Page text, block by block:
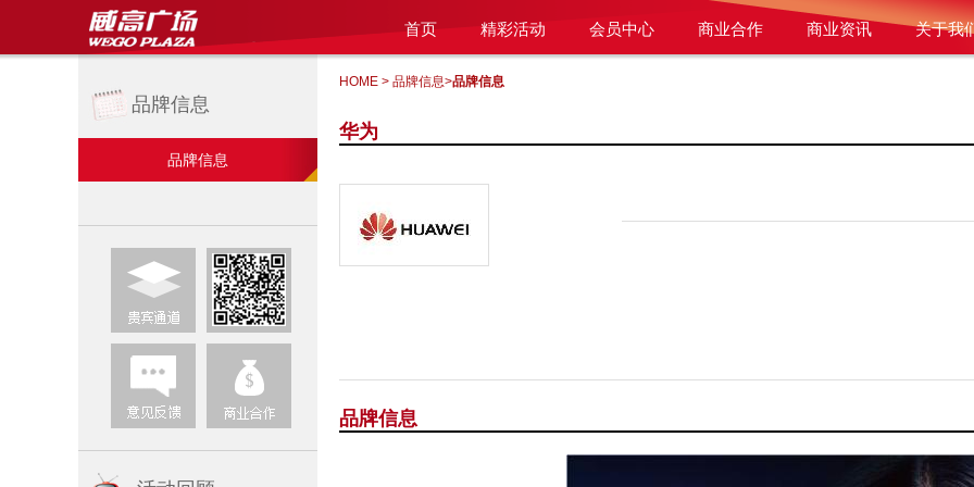
首页 精彩活动 会员中心 商业合作 商业资讯 关于我
品牌信息
品牌信息
HOME > 品牌信息>品牌信息
华为
品牌信息